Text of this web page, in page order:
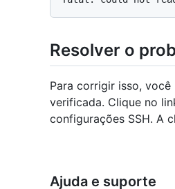
Resolver o
Para corrigir isso, você
verificada. Clique no
configurações SSH. A
Ajuda e suporte